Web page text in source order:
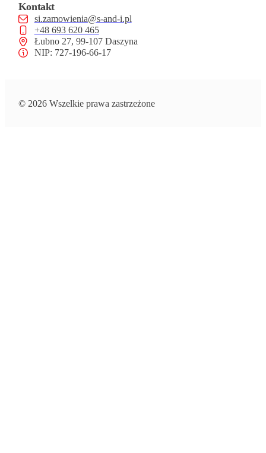
Kontakt
si.zamowienia@s-and-i.pl
+48 693 620 465
Łubno 27, 99-107 Daszyna
NIP: 727-196-66-17
© 2026 Wszelkie prawa zastrzeżone